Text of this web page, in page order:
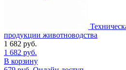
продукции животноводства
1 682 руб.
1 682 руб.
В корзину